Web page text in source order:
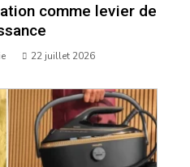
comme levier de
22 juillet 2026